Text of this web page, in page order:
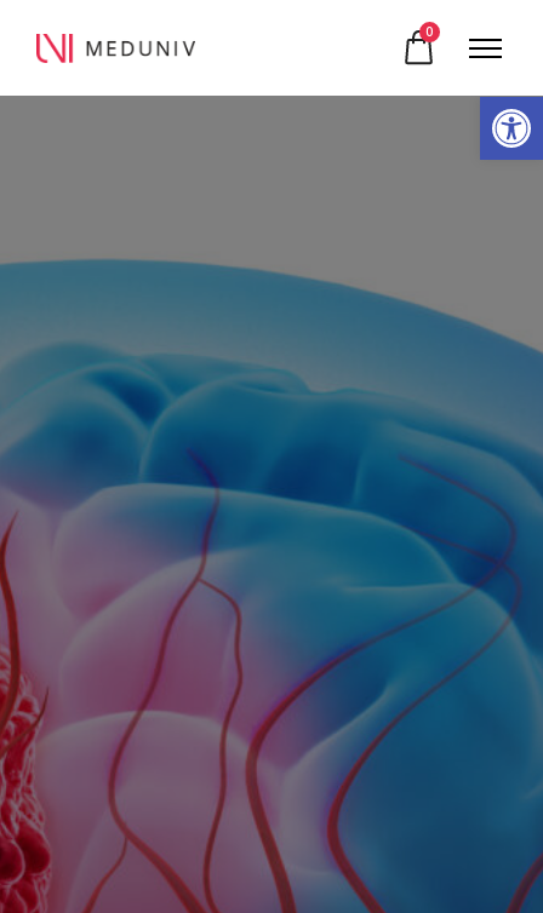
Otwórz pasek narzędzi
0